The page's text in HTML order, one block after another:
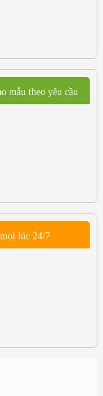
mẫu theo yêu cầu
lúc 24/7